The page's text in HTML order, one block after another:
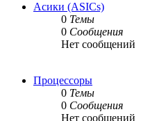
Асики (ASICs)
0 Темы
0 Сообщения
Нет сообщений
Процессоры
0 Темы
0 Сообщения
Нет сообщений